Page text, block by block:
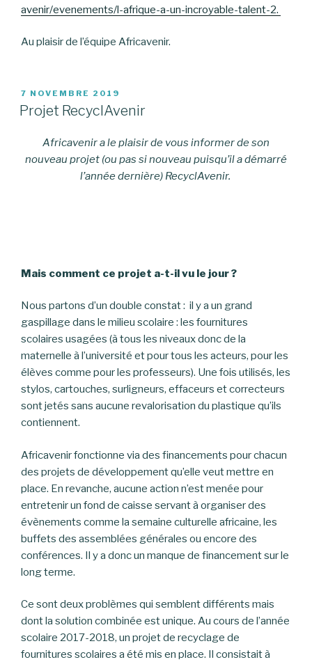
avenir/evenements/l-afrique-a-un-incroyable-talent-2.
Au plaisir de l’équipe Africavenir.
PUBLIÉ
LE
7 NOVEMBRE 2019
Projet RecyclAvenir
Africavenir a le plaisir de vous informer de son
nouveau projet (ou pas si nouveau puisqu’il a démarré
l’année dernière) RecyclAvenir.
Mais comment ce projet a-t-il vu le jour ?
Nous partons d’un double constat : il y a un grand
gaspillage dans le milieu scolaire : les fournitures
scolaires usagées (à tous les niveaux donc de la
maternelle à l’université et pour tous les acteurs, pour les
élèves comme pour les professeurs). Une fois utilisés, les
stylos, cartouches, surligneurs, effaceurs et correcteurs
sont jetés sans aucune revalorisation du plastique qu’ils
contiennent.
Africavenir fonctionne via des financements pour chacun
des projets de développement qu’elle veut mettre en
place. En revanche, aucune action n’est menée pour
entretenir un fond de caisse servant à organiser des
évènements comme la semaine culturelle africaine, les
buffets des assemblées générales ou encore des
conférences. Il y a donc un manque de financement sur le
long terme.
Ce sont deux problèmes qui semblent différents mais
dont la solution combinée est unique. Au cours de l’année
scolaire 2017-2018, un projet de recyclage de
fournitures scolaires a été mis en place. Il consistait à